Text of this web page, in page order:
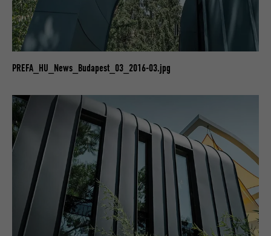
PREFA_HU_News_Budapest_03_2016-03.jpg